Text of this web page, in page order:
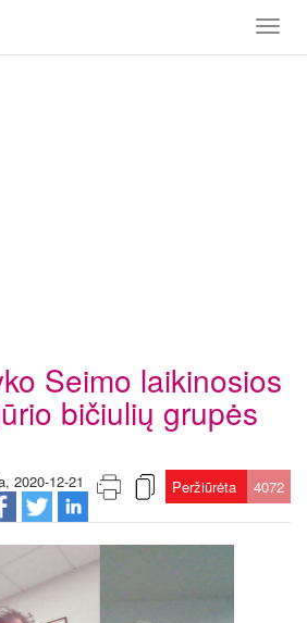
Toggle
Seimo laikinosios
bičiulių grupės
2020-12-21 Peržiūrėta 4072